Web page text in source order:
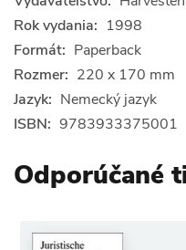
Rok vydania: 1998
Formát: Paperback
Rozmer: 220 x 170 mm
Jazyk: Nemecký jazyk
ISBN: 9783933375001
Odporúčané